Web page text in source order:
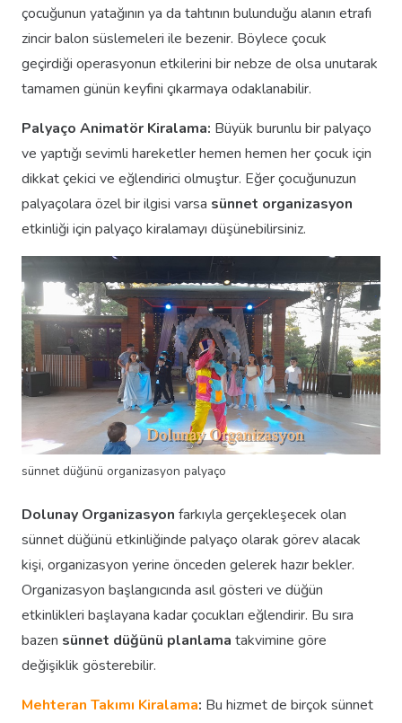
çocuğunun yatağının ya da tahtının bulunduğu alanın etrafı
zincir balon süslemeleri ile bezenir. Böylece çocuk
geçirdiği operasyonun etkilerini bir nebze de olsa unutarak
tamamen günün keyfini çıkarmaya odaklanabilir.
Palyaço Animatör Kiralama: Büyük burunlu bir palyaço
ve yaptığı sevimli hareketler hemen hemen her çocuk için
dikkat çekici ve eğlendirici olmuştur. Eğer çocuğunuzun
palyaçolara özel bir ilgisi varsa sünnet organizasyon
etkinliği için palyaço kiralamayı düşünebilirsiniz.
sünnet düğünü organizasyon palyaço
Dolunay Organizasyon farkıyla gerçekleşecek olan
sünnet düğünü etkinliğinde palyaço olarak görev alacak
kişi, organizasyon yerine önceden gelerek hazır bekler.
Organizasyon başlangıcında asıl gösteri ve düğün
etkinlikleri başlayana kadar çocukları eğlendirir. Bu sıra
bazen sünnet düğünü planlama takvimine göre
değişiklik gösterebilir.
Mehteran Takımı Kiralama: Bu hizmet de birçok sünnet